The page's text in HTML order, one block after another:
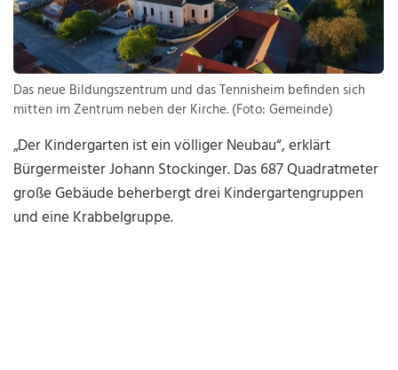
Das neue Bildungszentrum und das Tennisheim befinden sich
mitten im Zentrum neben der Kirche. (Foto: Gemeinde)
„Der Kindergarten ist ein völliger Neubau“, erklärt
Bürgermeister Johann Stockinger. Das 687 Quadratmeter
große Gebäude beherbergt drei Kindergartengruppen
und eine Krabbelgruppe.